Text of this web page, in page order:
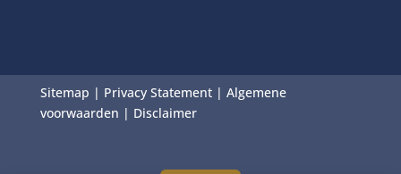
Sitemap | Privacy Statement| Algemene
voorwaarden | Disclaimer